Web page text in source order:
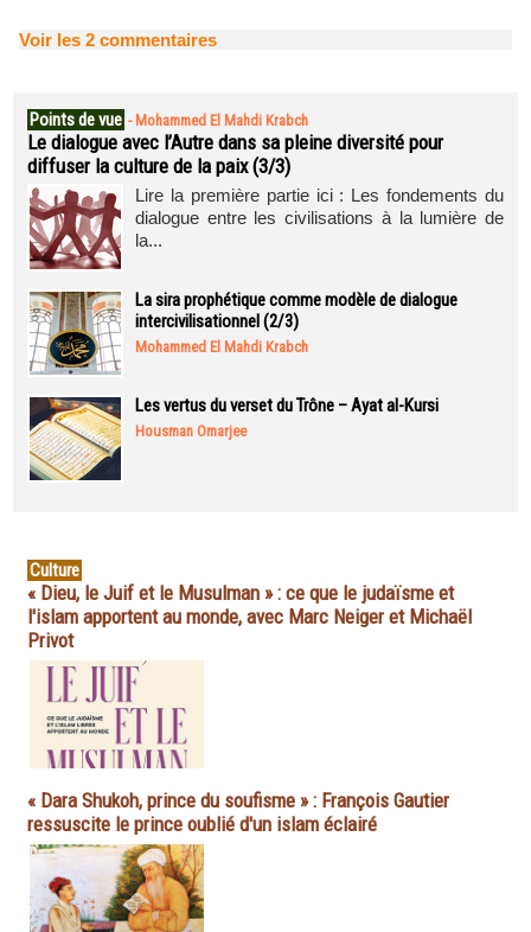
Voir les 2 commentaires
Points de vue - Mohammed El Mahdi Krabch
Le dialogue avec l’Autre dans sa pleine diversité pour
diffuser la culture de la paix (3/3)
Lire la première partie ici : Les fondements du
dialogue entre les civilisations à la lumière de
la...
La sira prophétique comme modèle de dialogue
intercivilisationnel (2/3)
Mohammed El Mahdi Krabch
Les vertus du verset du Trône – Ayat al-Kursi
Housman Omarjee
Culture
« Dieu, le Juif et le Musulman » : ce que le judaïsme et
l'islam apportent au monde, avec Marc Neiger et Michaël
Privot
« Dara Shukoh, prince du soufisme » : François Gautier
ressuscite le prince oublié d'un islam éclairé